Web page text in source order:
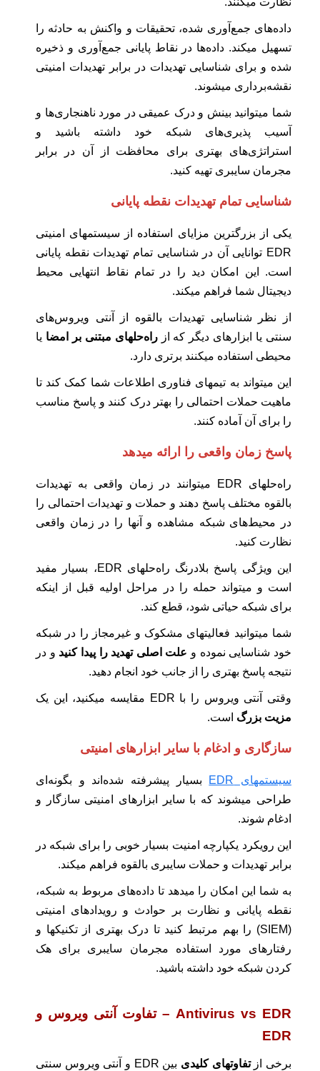
داده‌های جمع‌آوری‌ شده، تحقیقات و واکنش به حادثه را
تسهیل میکند. داده‌ها در نقاط پایانی جمع‌آوری و ذخیره
شده و برای شناسایی تهدیدات در برابر تهدیدات امنیتی
نقشه‌برداری میشوند.
شما میتوانید بینش و درک عمیقی در مورد ناهنجاری‌ها و
آسیب پذیری‌های شبکه خود داشته باشید و
استراتژی‌های بهتری برای محافظت از آن در برابر
مجرمان سایبری تهیه کنید.
شناسایی تمام تهدیدات نقطه پایانی
یکی از بزرگترین مزایای استفاده از سیستمهای امنیتی
EDR توانایی آن در شناسایی تمام تهدیدات نقطه پایانی
است. این امکان دید را در تمام نقاط انتهایی محیط
دیجیتال شما فراهم میکند.
از نظر شناسایی تهدیدات بالقوه از آنتی ویروس‌های
سنتی یا ابزارهای دیگر که ازراه‌حلهای مبتنی بر امضا یا
محیطی استفاده میکنند برتری دارد.
این میتواند به تیمهای فناوری اطلاعات شما کمک کند تا
ماهیت حملات احتمالی را بهتر درک کنند و پاسخ مناسب
را برای آن آماده کنند.
پاسخ زمان واقعی را ارائه میدهد
راه‌‌حلهای EDR میتوانند در زمان واقعی به تهدیدات
بالقوه مختلف پاسخ دهند و حملات و تهدیدات احتمالی را
در محیط‌های شبکه مشاهده و آنها را در زمان واقعی
نظارت کنید.
این ویژگی پاسخ بلادرنگ راه‌حلهای EDR، بسیار مفید
است و میتواند حمله را در مراحل اولیه قبل از اینکه
برای شبکه حیاتی شود، قطع کند.
شما میتوانید فعالیتهای مشکوک و غیرمجاز را در شبکه
خود شناسایی نموده و علت اصلی تهدید را پیدا کنید و در
نتیجه پاسخ بهتری را از جانب خود انجام دهید.
وقتی آنتی ویروس را با EDR مقایسه میکنید، این یک
مزیت بزرگ است.
سازگاری و ادغام با سایر ابزارهای امنیتی
سیستمهای EDR
بسیار پیشرفته شده‌اند و بگونه‌ای
طراحی میشوند که با سایر ابزارهای امنیتی سازگار و
ادغام شوند.
این رویکرد یکپارچه امنیت بسیار خوبی را برای شبکه در
برابر تهدیدات و حملات سایبری بالقوه فراهم میکند.
به شما این امکان را میدهد تا داده‌های مربوط به شبکه،
نقطه پایانی و نظارت بر حوادث و رویدادهای امنیتی
(SIEM) را بهم مرتبط کنید تا درک بهتری از تکنیکها و
رفتارهای مورد استفاده مجرمان سایبری برای هک
کردن شبکه خود داشته باشید.
Antivirus vs EDR – تفاوت آنتی ویروس و
EDR
برخی ازتفاوتهای کلیدی
بین EDR و آنتی ویروس سنتی